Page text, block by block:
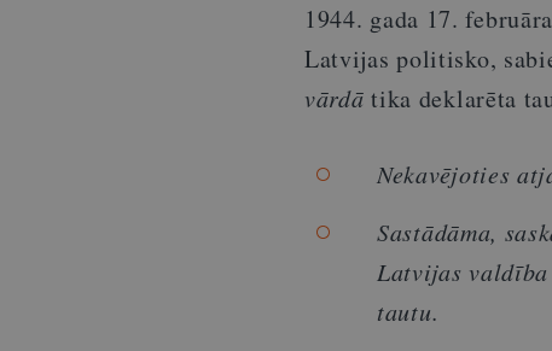
1944. gada 17.
Latvijas politisko,
vārdātika deklarēta
Nekavējoties
Sastādāma,
Latvijas
tautu.